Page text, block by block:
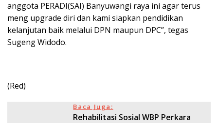
anggota PERADI(SAI) Banyuwangi raya ini agar terus
meng upgrade diri dan kami siapkan pendidikan
kelanjutan baik melalui DPN maupun DPC”, tegas
Sugeng Widodo.
(Red)
Baca Juga:
Rehabilitasi Sosial WBP Perkara